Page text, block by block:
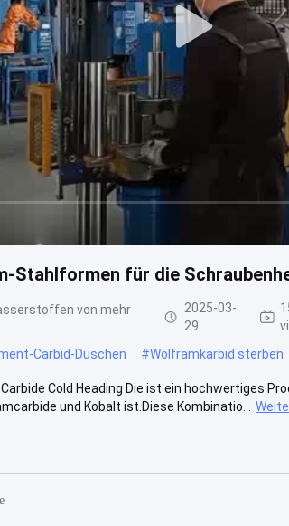
Stahlformen für die
von mehr
2025-03-
29
Carbid-Düschen #Wolframkarbid sterben
Cold Heading Die ist ein hochwertiges
und Kobalt ist.Diese Kombinatio...